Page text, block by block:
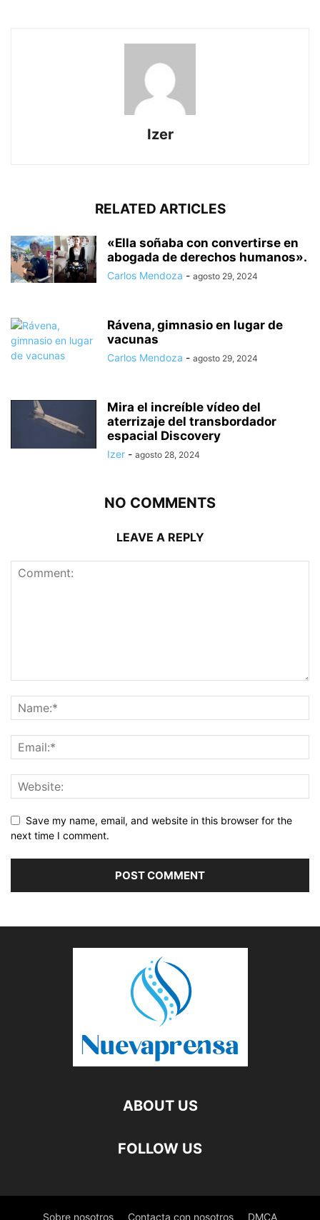
Izer
RELATED ARTICLES
«Ella soñaba con convertirse en
abogada de derechos humanos».
Carlos Mendoza - agosto 29, 2024
Rávena, gimnasio en lugar de
vacunas
Carlos Mendoza - agosto 29, 2024
Mira el increíble vídeo del
aterrizaje del transbordador
espacial Discovery
Izer - agosto 28, 2024
NO COMMENTS
LEAVE A REPLY
Save my name, email, and website in this browser for the
next time I comment.
ABOUT US
FOLLOW US
Sobre nosotros Contacta con nosotros DMCA